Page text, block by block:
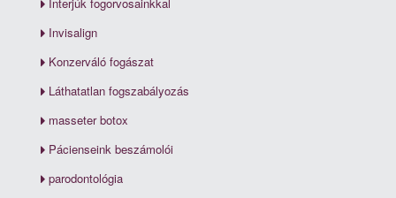
Interjúk fogorvosainkkal
Invisalign
Konzerváló fogászat
Láthatatlan fogszabályozás
masseter botox
Pácienseink beszámolói
parodontológia